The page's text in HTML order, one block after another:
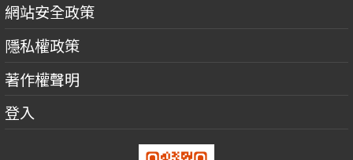
網站安全政策
隱私權政策
著作權聲明
登入